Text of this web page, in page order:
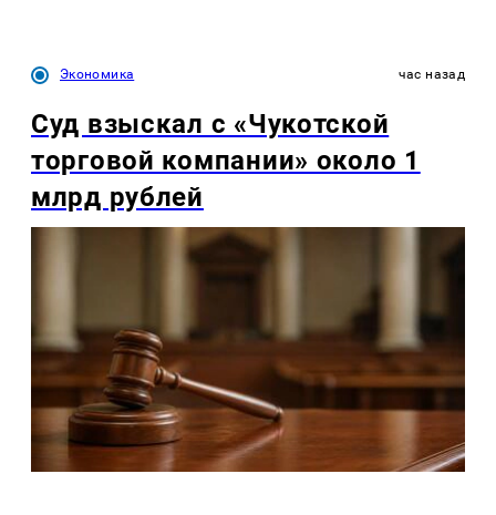
Экономика час назад
Суд взыскал с «Чукотской
торговой компании» около 1
млрд рублей